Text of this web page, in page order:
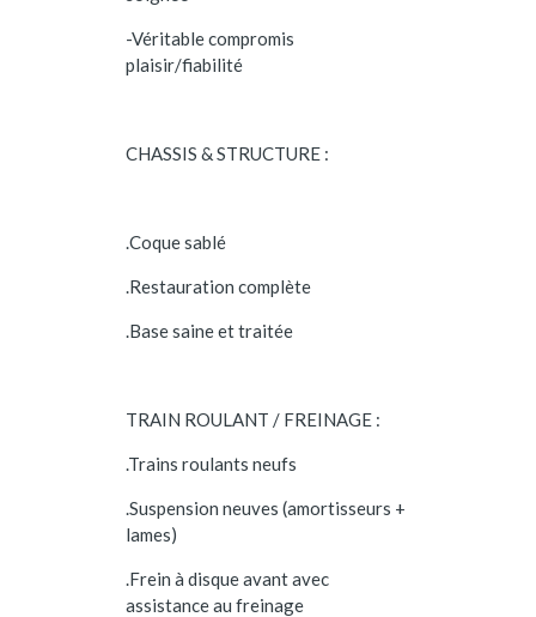
-Véritable compromis
plaisir/fiabilité
CHASSIS & STRUCTURE :
.Coque sablé
.Restauration complète
.Base saine et traitée
TRAIN ROULANT / FREINAGE :
.Trains roulants neufs
.Suspension neuves (amortisseurs +
lames)
.Frein à disque avant avec
assistance au freinage